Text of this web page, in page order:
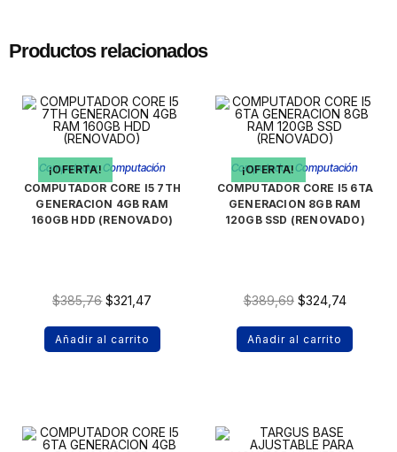
Productos relacionados
¡OFERTA!
Computador, Computación
COMPUTADOR CORE I5 7TH
GENERACION 4GB RAM
160GB HDD (RENOVADO)
$385,76 $321,47
Añadir al carrito
¡OFERTA!
Computador, Computación
COMPUTADOR CORE I5 6TA
GENERACION 8GB RAM
120GB SSD (RENOVADO)
$389,69 $324,74
Añadir al carrito